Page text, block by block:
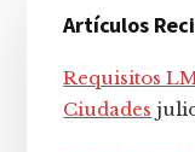
lateral
principal
Artículos
Requisitos
Ciudades